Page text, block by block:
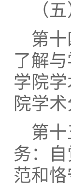
（
第
了解
学院
院学
第
务：
范和